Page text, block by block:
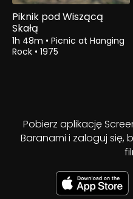
Piknik pod Wiszącą
Skałą
1h 48m • Picnic at Hanging
Rock • 1975
Pobierz aplikację
Baranami i zaloguj